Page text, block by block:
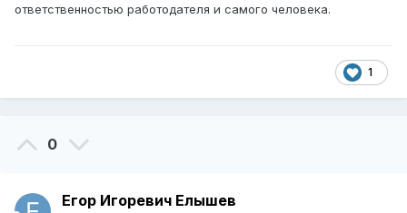
ответственностью работодателя и самого человека.
1
0
Егор Игоревич Елышев